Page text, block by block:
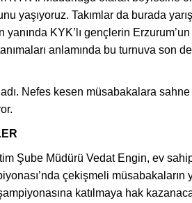
yaşıyoruz. Takımlar da burada
KYK’lı gençlerin
anlamında bu turnuva son
Nefes kesen müsabakalara
Şube Müdürü Vedat Engin, ev
çekişmeli müsabakaların
katılmaya hak